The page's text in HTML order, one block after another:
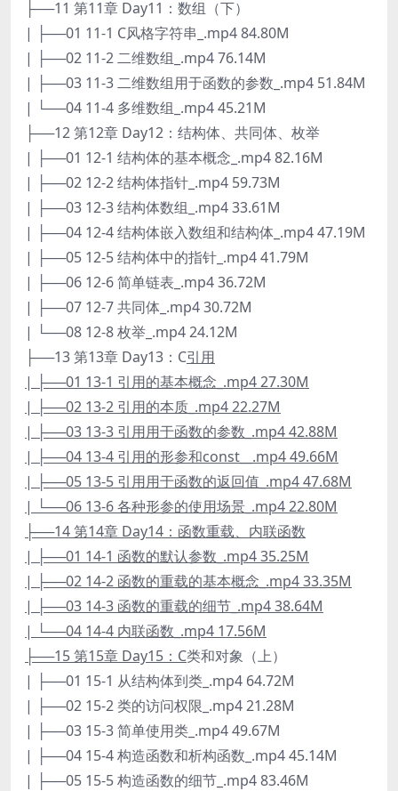
├──11 第11章 Day11：数组（下）
| ├──01 11-1 C风格字符串_.mp4 84.80M
| ├──02 11-2 二维数组_.mp4 76.14M
| ├──03 11-3 二维数组用于函数的参数_.mp4 51.84M
| └──04 11-4 多维数组_.mp4 45.21M
├──12 第12章 Day12：结构体、共同体、枚举
| ├──01 12-1 结构体的基本概念_.mp4 82.16M
| ├──02 12-2 结构体指针_.mp4 59.73M
| ├──03 12-3 结构体数组_.mp4 33.61M
| ├──04 12-4 结构体嵌入数组和结构体_.mp4 47.19M
| ├──05 12-5 结构体中的指针_.mp4 41.79M
| ├──06 12-6 简单链表_.mp4 36.72M
| ├──07 12-7 共同体_.mp4 30.72M
| └──08 12-8 枚举_.mp4 24.12M
├──13 第13章 Day13：C引用
| ├──01 13-1 引用的基本概念_.mp4 27.30M
| ├──02 13-2 引用的本质_.mp4 22.27M
| ├──03 13-3 引用用于函数的参数_.mp4 42.88M
| ├──04 13-4 引用的形参和const__.mp4 49.66M
| ├──05 13-5 引用用于函数的返回值_.mp4 47.68M
| └──06 13-6 各种形参的使用场景_.mp4 22.80M
├──14 第14章 Day14：函数重载、内联函数
| ├──01 14-1 函数的默认参数_.mp4 35.25M
| ├──02 14-2 函数的重载的基本概念_.mp4 33.35M
| ├──03 14-3 函数的重载的细节_.mp4 38.64M
| └──04 14-4 内联函数_.mp4 17.56M
├──15 第15章 Day15：C类和对象（上）
| ├──01 15-1 从结构体到类_.mp4 64.72M
| ├──02 15-2 类的访问权限_.mp4 21.28M
| ├──03 15-3 简单使用类_.mp4 49.67M
| ├──04 15-4 构造函数和析构函数_.mp4 45.14M
| ├──05 15-5 构造函数的细节_.mp4 83.46M